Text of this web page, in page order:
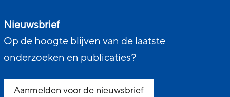
Nieuwsbrief
Op de hoogte blijven van de laatste
onderzoeken en publicaties?
Aanmelden voor de nieuwsbrief